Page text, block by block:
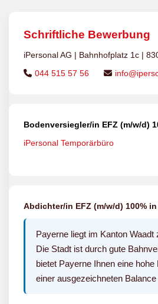
Termin buchen
Zur Medizinbranche
🇩🇪 🇬🇧 🇵🇱 🇸🇰
Schriftliche Bewerbung
iPersonal AG | Bahnhofplatz 1c |
044 515 57 56
Bodenversiegler/in EFZ (m/w/d)
iPersonal Temporärbüro
Abdichter/in EFZ (m/w/d) 100%
Payerne liegt im Kanton
Die Stadt ist durch gute
bietet Payerne Ihnen eine
einer ausgezeichneten